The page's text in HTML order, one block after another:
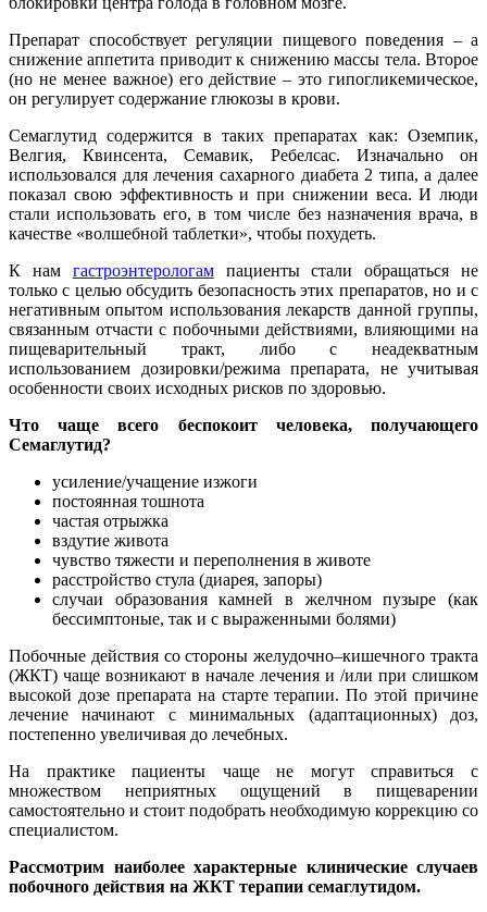
Препарат способствует регуляции пищевого поведения – а
снижение аппетита приводит к снижению массы тела. Второе
(но не менее важное) его действие – это гипогликемическое,
он регулирует содержание глюкозы в крови.
Семаглутид содержится в таких препаратах как: Оземпик,
Велгия, Квинсента, Семавик, Ребелсас. Изначально он
использовался для лечения сахарного диабета 2 типа, а далее
показал свою эффективность и при снижении веса. И люди
стали использовать его, в том числе без назначения врача, в
качестве «волшебной таблетки», чтобы похудеть.
К нам гастроэнтерологампациенты стали обращаться не
только с целью обсудить безопасность этих препаратов, но и с
негативным опытом использования лекарств данной группы,
связанным отчасти с побочными действиями, влияющими на
пищеварительный тракт, либо с неадекватным
использованием дозировки/режима препарата, не учитывая
особенности своих исходных рисков по здоровью.
Что чаще всего беспокоит человека, получающего
Семаглутид?
усиление/учащение изжоги
постоянная тошнота
частая отрыжка
вздутие живота
чувство тяжести и переполнения в животе
расстройство стула (диарея, запоры)
случаи образования камней в желчном пузыре (как
бессимптоные, так и с выраженными болями)
Побочные действия со стороны желудочно–кишечного тракта
(ЖКТ) чаще возникают в начале лечения и /или при слишком
высокой дозе препарата на старте терапии. По этой причине
лечение начинают с минимальных (адаптационных) доз,
постепенно увеличивая до лечебных.
На практике пациенты чаще не могут справиться с
множеством неприятных ощущений в пищеварении
самостоятельно и стоит подобрать необходимую коррекцию со
специалистом.
Рассмотрим наиболее характерные клинические случаев
побочного действия на ЖКТ терапии семаглутидом.